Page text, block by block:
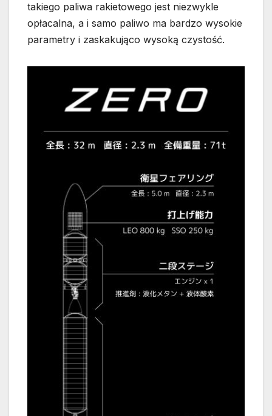
takiego paliwa rakietowego jest niezwykle
opłacalna, a i samo paliwo ma bardzo wysokie
parametry i zaskakująco wysoką czystość.